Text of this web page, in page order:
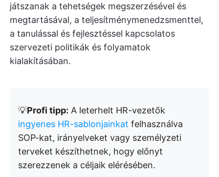
játszanak a tehetségek megszerzésével és
megtartásával, a teljesítménymenedzsmenttel,
a tanulással és fejlesztéssel kapcsolatos
szervezeti politikák és folyamatok
kialakításában.
💡Profi tipp: A leterhelt HR-vezetők
ingyenes HR-sablonjainkat felhasználva
SOP-kat, irányelveket vagy személyzeti
terveket készíthetnek, hogy előnyt
szerezzenek a céljaik elérésében.